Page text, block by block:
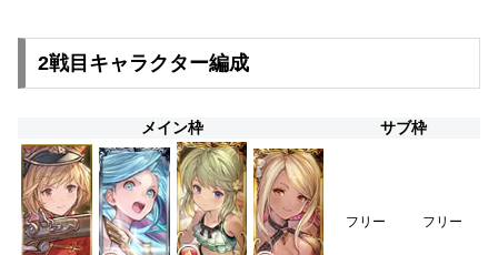
2戦目キャラクター編成
メイン枠 サブ枠
フリー フリー